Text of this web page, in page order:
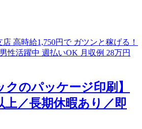
クのパッケージ印刷】
上／長期休暇あり／即